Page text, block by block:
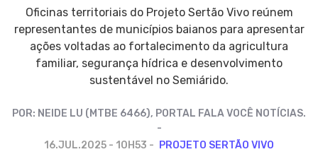
Oficinas territoriais do Projeto Sertão Vivo reúnem
representantes de municípios baianos para apresentar
ações voltadas ao fortalecimento da agricultura
familiar, segurança hídrica e desenvolvimento
sustentável no Semiárido.
POR: NEIDE LU (MTBE 6466), PORTAL FALA VOCÊ NOTÍCIAS.
16.JUL.2025 - 10H53 PROJETO SERTÃO VIVO